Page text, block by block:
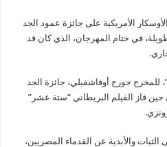
الأمريكية على جائزة عمود الجد
في ختام المهرجان، الذي كان قد
للمخرج جورج أوفاشفيلي، جائزة الجد
حين فاز الفيلم البريطاني “ستة عشر”
والأبدية عن القدماء المصريين،